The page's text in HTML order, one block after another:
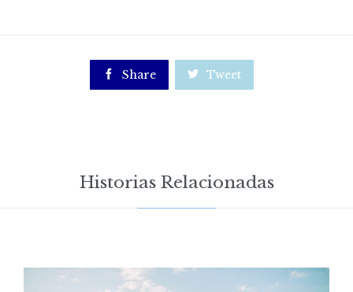
 Share  Tweet
Historias Relacionadas